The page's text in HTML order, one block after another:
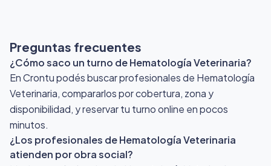
Preguntas frecuentes
¿Cómo saco un turno de Hematología Veterinaria?
En Crontu podés buscar profesionales de Hematología
Veterinaria, compararlos por cobertura, zona y
disponibilidad, y reservar tu turno online en pocos
minutos.
¿Los profesionales de Hematología Veterinaria
atienden por obra social?